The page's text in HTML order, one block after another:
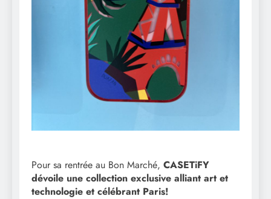
Pour sa rentrée au Bon Marché, CASETiFY
dévoile une collection exclusive alliant art et
technologie et célébrant Paris!